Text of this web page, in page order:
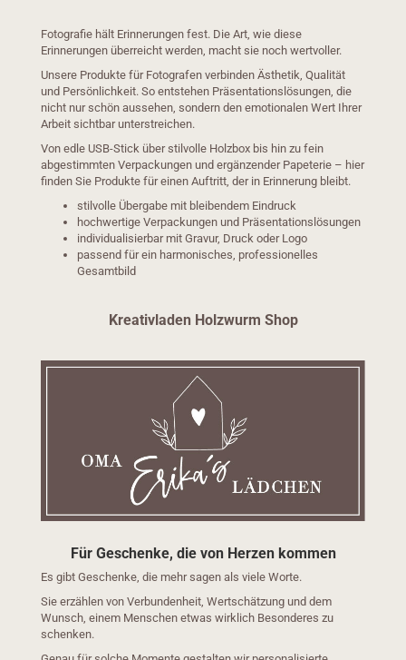
Fotografie hält Erinnerungen fest. Die Art, wie diese
Erinnerungen überreicht werden, macht sie noch wertvoller.
Unsere Produkte für Fotografen verbinden Ästhetik, Qualität
und Persönlichkeit. So entstehen Präsentationslösungen, die
nicht nur schön aussehen, sondern den emotionalen Wert Ihrer
Arbeit sichtbar unterstreichen.
Von edle USB-Stick über stilvolle Holzbox bis hin zu fein
abgestimmten Verpackungen und ergänzender Papeterie – hier
finden Sie Produkte für einen Auftritt, der in Erinnerung bleibt.
stilvolle Übergabe mit bleibendem Eindruck
hochwertige Verpackungen und Präsentationslösungen
individualisierbar mit Gravur, Druck oder Logo
passend für ein harmonisches, professionelles
Gesamtbild
Kreativladen Holzwurm Shop
Für Geschenke, die von Herzen kommen
Es gibt Geschenke, die mehr sagen als viele Worte.
Sie erzählen von Verbundenheit, Wertschätzung und dem
Wunsch, einem Menschen etwas wirklich Besonderes zu
schenken.